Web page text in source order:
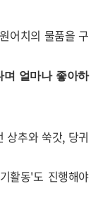
어치의 물품을 구
며 얼마나 좋아하
상추와 쑥갓, 당귀
활동'도 진행해야